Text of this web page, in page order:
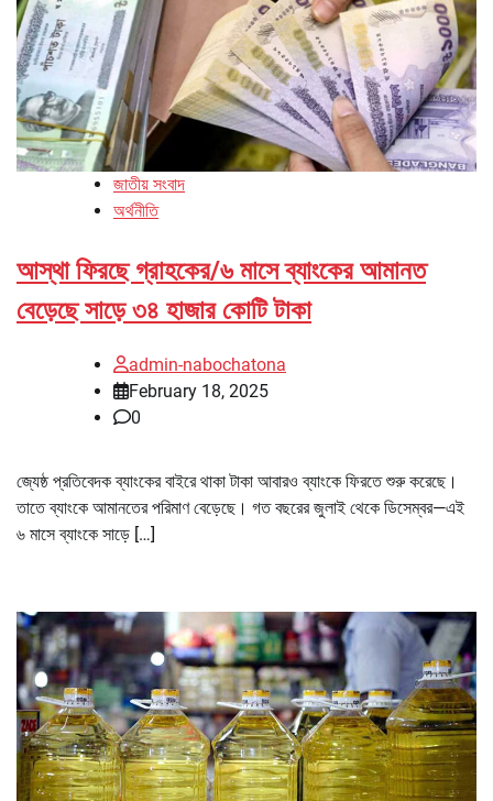
জাতীয় সংবাদ
অর্থনীতি
আস্থা ফিরছে গ্রাহকের/৬ মাসে ব্যাংকের আমানত
বেড়েছে সাড়ে ৩৪ হাজার কোটি টাকা
admin-nabochatona
February 18, 2025
0
জ্যেষ্ঠ প্রতিবেদক ব্যাংকের বাইরে থাকা টাকা আবারও ব্যাংকে ফিরতে শুরু করেছে।
তাতে ব্যাংকে আমানতের পরিমাণ বেড়েছে। গত বছরের জুলাই থেকে ডিসেম্বর—এই
৬ মাসে ব্যাংকে সাড়ে […]